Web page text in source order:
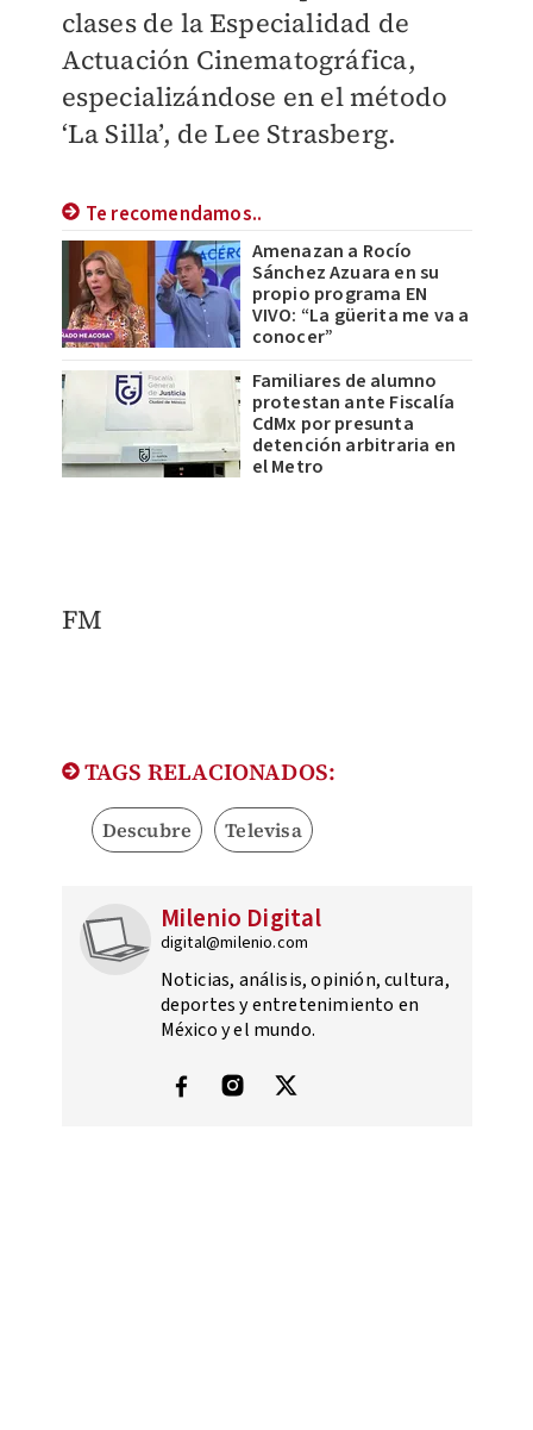
clases de la Especialidad de
Actuación Cinematográfica,
especializándose en el método
‘La Silla’, de Lee Strasberg.
Te recomendamos..
Amenazan a Rocío
Sánchez Azuara en su
propio programa EN
VIVO: “La güerita me va a
conocer”
Familiares de alumno
protestan ante Fiscalía
CdMx por presunta
detención arbitraria en
el Metro
FM
TAGS RELACIONADOS:
Descubre Televisa
Milenio Digital
digital@milenio.com
Noticias, análisis, opinión, cultura,
deportes y entretenimiento en
México y el mundo.